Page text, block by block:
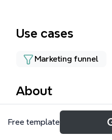
Use cases
Marketing funnel
About
フィリピン英会話テンプ
を活用した英会話ビジネ
Free template